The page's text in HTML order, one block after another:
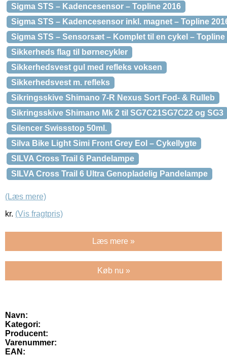
Sigma STS – Kadencesensor – Topline 2016
Sigma STS – Kadencesensor inkl. magnet – Topline
Sigma STS – Sensorsæt – Komplet til en cykel – Topline
Sikkerheds flag til børnecykler
Sikkerhedsvest gul med refleks voksen
Sikkerhedsvest m. refleks
Sikringsskive Shimano 7-R Nexus Sort Fod- & Rulleb
Sikringsskive Shimano Mk 2 til SG7C21SG7C22 og SG3
Silencer Swissstop 50ml.
Silva Bike Light Simi Front Grey Eol – Cykellygte
SILVA Cross Trail 6 Pandelampe
SILVA Cross Trail 6 Ultra Genopladelig Pandelampe
(Læs mere)
kr. (Vis fragtpris)
Læs mere »
Køb nu »
Navn:
Kategori:
Producent:
Varenummer:
EAN: